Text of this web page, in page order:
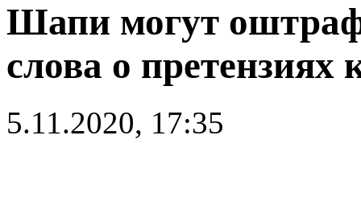
Шапи могут
слова о претензиях
5.11.2020, 17:35